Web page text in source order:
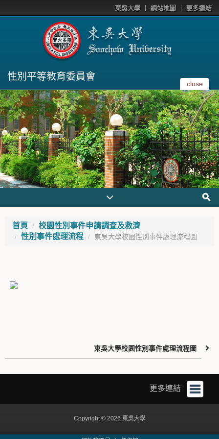
東吳大學 網站地圖 更多連結
性別平等教育委員會
close
首頁
校園性別事件申請調查及救濟
性別事件處理流程
東吳大學校園性別事件處理流程圖
東吳大學校園性別事件處理流程圖
更多連結
Copyright © 2026 東吳大學